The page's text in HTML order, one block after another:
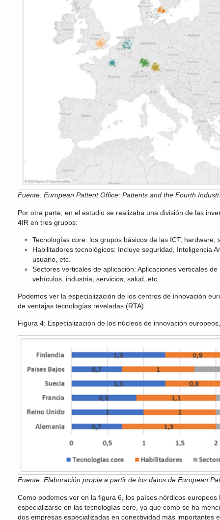
Fuente: European Pattent Office: Pattents and the Fourth
Por otra parte, en el estudio se realizaba una división de las
4IR en tres grupos:
Tecnologías core: los grupos básicos de las ICT; hardware,
Habilitadores tecnológicos: Incluye seguridad, Inteligencia
usuario, etc.
Sectores verticales de aplicación: Aplicaciones verticales
vehículos, industria, servicios, salud, etc.
Podemos ver la especialización de los centros de innovación
de ventajas tecnologías reveladas (RTA)
Figura 4: Especialización de los núcleos de innovación
Fuente: Elaboración propia a partir de los datos de European
Como podemos ver en la figura 6, los países nórdicos europeos
especializarse en las tecnologías core, ya que como se ha
dos empresas especializadas en conectividad más importantes